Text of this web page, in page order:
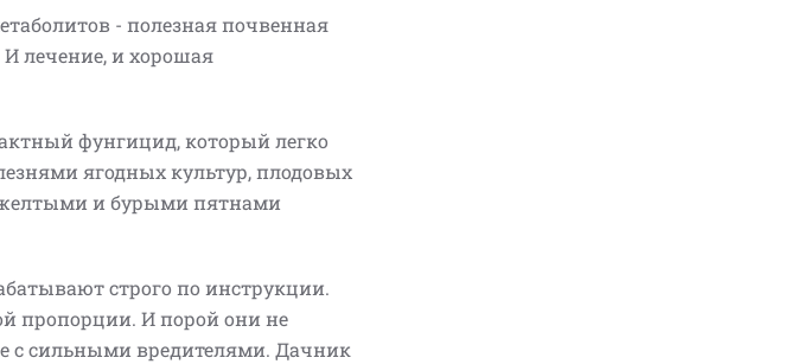
- полезная почвенная
И лечение, и хорошая
фунгицид, который легко
ягодных культур, плодовых
желтыми и бурыми пятнами
строго по инструкции.
пропорции. И порой они не
с сильными вредителями. Дачник